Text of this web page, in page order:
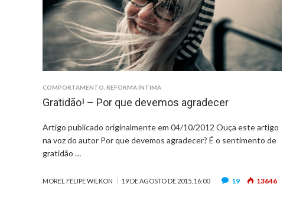
COMPORTAMENTO REFORMA ÍNTIMA
Gratidão! – Por que devemos agradecer
Artigo publicado originalmente em 04/10/2012 Ouça este artigo
na voz do autor Por que devemos agradecer? É o sentimento de
gratidão …
MOREL FELIPE WILKON 19 DE AGOSTO DE 2015, 16:00 19 13646